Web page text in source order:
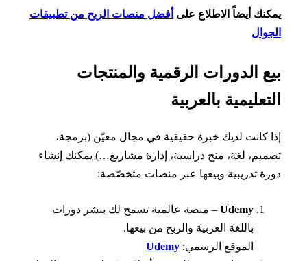
أيضاً الاطلاع علىأفضل منصات الربح من تطبيقات
الدورات الرقمية والمنتجات
بالعربية
كانت لديك خبرة حقيقية في مجال معيّن (برمجة،
لغة، منح دراسية، إدارة مشاريع…) يمكنك إنشاء
تدريبية وبيعها عبر منصات متخصّصة:
Udemy – منصة عالمية تسمح لك بنشر دورات
باللغة العربية والربح من بيعها.
الموقع الرسمي:Udemy